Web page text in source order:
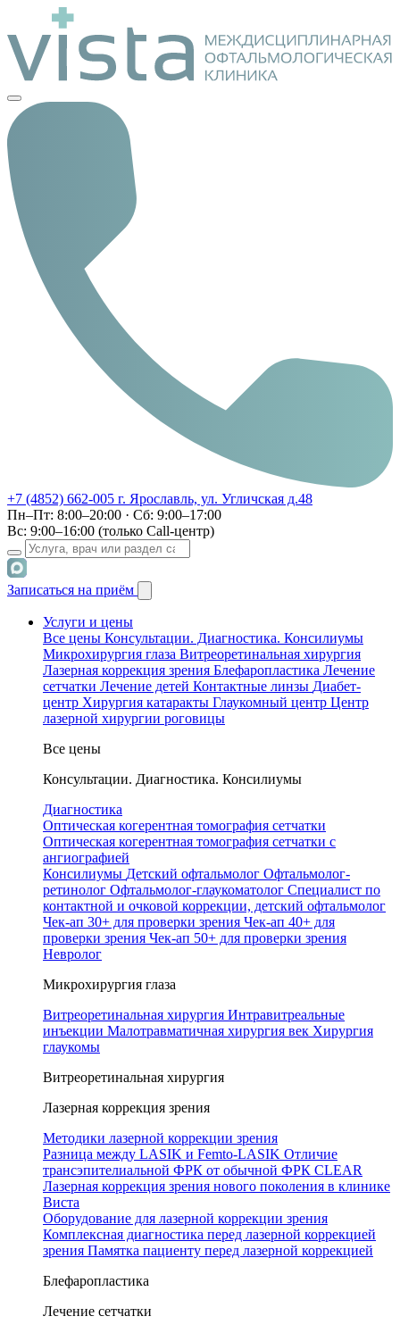
+7 (4852) 662-005 г. Ярославль, ул. Угличская д.48
Пн–Пт: 8:00–20:00 · Сб: 9:00–17:00
Вс: 9:00–16:00 (только Call-центр)
Записаться на приём
Услуги и цены
Все цены Консультации. Диагностика. Консилиумы
Микрохирургия глаза Витреоретинальная хирургия
Лазерная коррекция зрения Блефаропластика Лечение
сетчатки Лечение детей Контактные линзы Диабет-
центр Хирургия катаракты Глаукомный центр Центр
лазерной хирургии роговицы
Все цены
Консультации. Диагностика. Консилиумы
Диагностика
Оптическая когерентная томография сетчатки
Оптическая когерентная томография сетчатки с
ангиографией
Консилиумы Детский офтальмолог Офтальмолог-
ретинолог Офтальмолог-глаукоматолог Специалист по
контактной и очковой коррекции, детский офтальмолог
Чек-ап 30+ для проверки зрения Чек-ап 40+ для
проверки зрения Чек-ап 50+ для проверки зрения
Невролог
Микрохирургия глаза
Витреоретинальная хирургия Интравитреальные
инъекции Малотравматичная хирургия век Хирургия
глаукомы
Витреоретинальная хирургия
Лазерная коррекция зрения
Методики лазерной коррекции зрения
Разница между LASIK и Femto-LASIK Отличие
трансэпителиальной ФРК от обычной ФРК CLEAR
Лазерная коррекция зрения нового поколения в клинике
Виста
Оборудование для лазерной коррекции зрения
Комплексная диагностика перед лазерной коррекцией
зрения Памятка пациенту перед лазерной коррекцией
Блефаропластика
Лечение сетчатки